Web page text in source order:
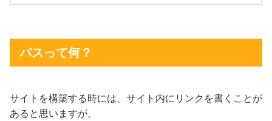
パスって何？
サイトを構築する時には、サイト内にリンクを書くことが
あると思いますが、